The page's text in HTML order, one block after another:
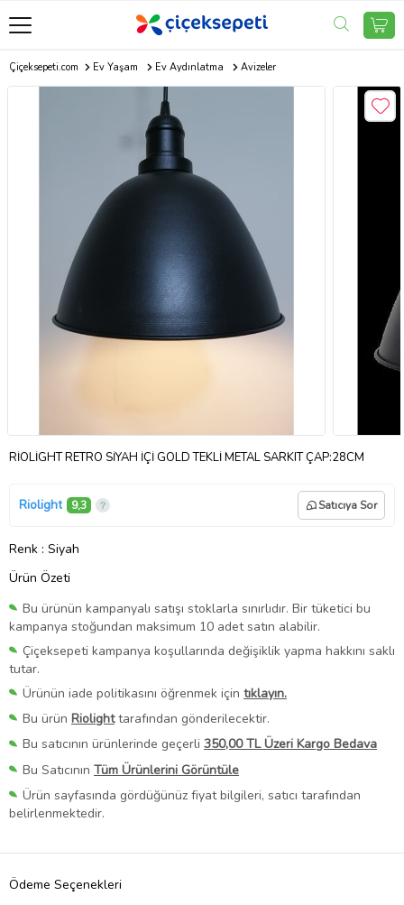
Çiçeksepeti.com Ev Yaşam Ev Aydınlatma Avizeler
RİOLİGHT RETRO SİYAH İÇİ GOLD TEKLİ METAL SARKIT ÇAP:28CM
Riolight 9,3 Satıcıya Sor
Renk : Siyah
Ürün Özeti
Bu ürünün kampanyalı satışı stoklarla sınırlıdır. Bir tüketici bu
kampanya stoğundan maksimum 10 adet satın alabilir.
Çiçeksepeti kampanya koşullarında değişiklik yapma hakkını saklı
tutar.
Ürünün iade politikasını öğrenmek için tıklayın.
Bu ürün Riolighttarafından gönderilecektir.
Bu satıcının ürünlerinde geçerli 350,00 TL Üzeri Kargo Bedava
Bu Satıcının Tüm Ürünlerini Görüntüle
Ürün sayfasında gördüğünüz fiyat bilgileri, satıcı tarafından
belirlenmektedir.
Ödeme Seçenekleri